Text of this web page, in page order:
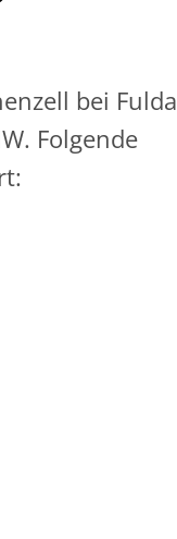
bei Fulda
Folgende